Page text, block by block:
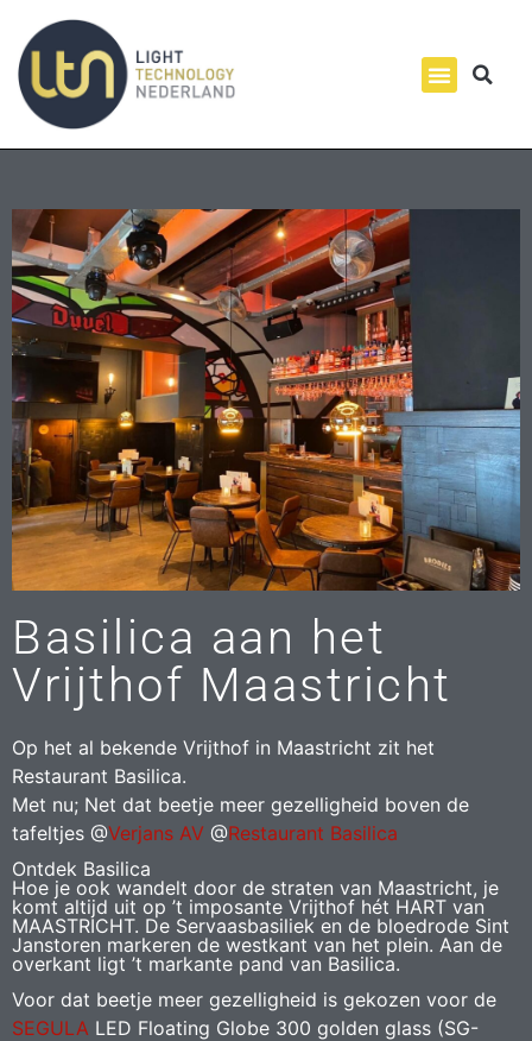
Basilica aan het
Vrijthof Maastricht
Op het al bekende Vrijthof in Maastricht zit het
Restaurant Basilica.
Met nu; Net dat beetje meer gezelligheid boven de
tafeltjes @Verjans AV @Restaurant Basilica
Ontdek Basilica
Hoe je ook wandelt door de straten van Maastricht, je
komt altijd uit op ’t imposante Vrijthof hét HART van
MAASTRICHT. De Servaasbasiliek en de bloedrode Sint
Janstoren markeren de westkant van het plein. Aan de
overkant ligt ’t markante pand van Basilica.
Voor dat beetje meer gezelligheid is gekozen voor de
SEGULA LED Floating Globe 300 golden glass (SG-